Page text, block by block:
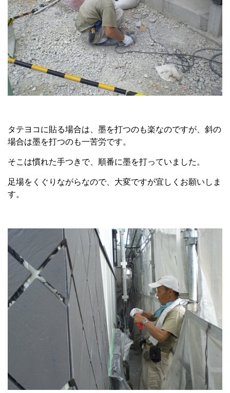
タテヨコに貼る場合は、墨を打つのも楽なのですが、斜の
場合は墨を打つのも一苦労です。
そこは慣れた手つきで、順番に墨を打っていました。
足場をくぐりながらなので、大変ですが宜しくお願いしま
す。